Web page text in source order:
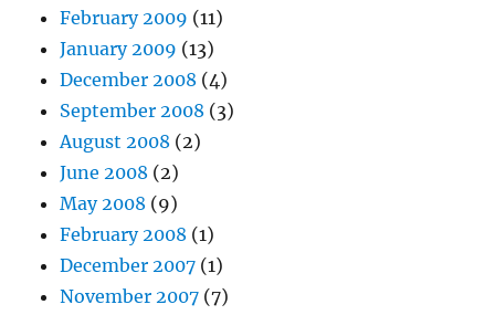
February 2009 (11)
January 2009 (13)
December 2008 (4)
September 2008 (3)
August 2008 (2)
June 2008 (2)
May 2008 (9)
February 2008 (1)
December 2007 (1)
November 2007 (7)